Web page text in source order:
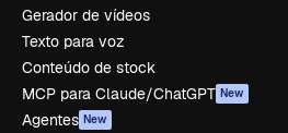
Gerador de vídeos
Texto para voz
Conteúdo de stock
MCP para Claude/ChatGPT New
Agentes New